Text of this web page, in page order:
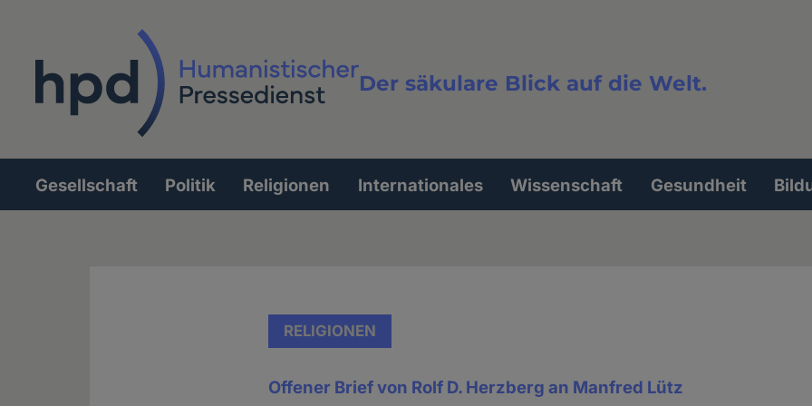
Der säkulare Blick auf die Welt.
Volltextsuche
Hauptnavigation
Gesellschaft Politik Religionen Internationales Wissenschaft Gesundheit
RELIGIONEN
Offener Brief von Rolf D. Herzberg an Manfred Lütz